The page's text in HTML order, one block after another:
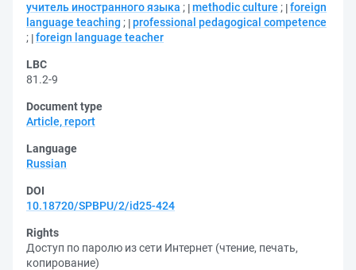
учитель иностранного языка ; methodic culture ; foreign
language teaching ; professional pedagogical competence
; foreign language teacher
LBC
81.2-9
Document type
Article, report
Language
Russian
DOI
10.18720/SPBPU/2/id25-424
Rights
Доступ по паролю из сети Интернет (чтение, печать,
копирование)